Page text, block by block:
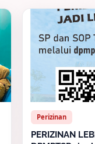
Perizinan
PERIZINAN